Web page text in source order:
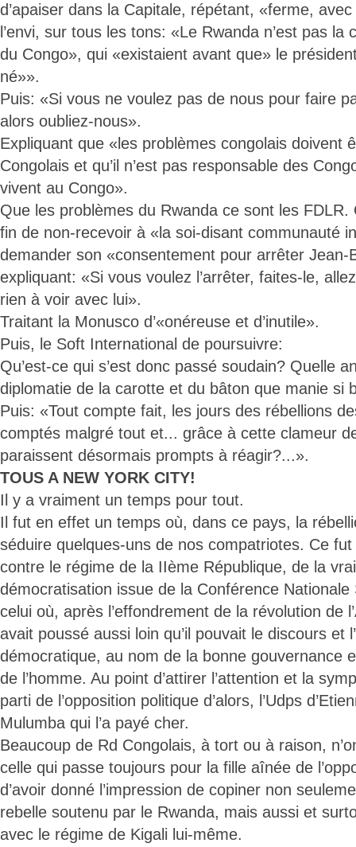
d’apaiser dans la Capitale, répétant, «ferme,
l’envi, sur tous les tons: «Le Rwanda n’est pas la
du Congo», qui «existaient avant que» le
né»».
Puis: «Si vous ne voulez pas de nous pour faire
alors oubliez-nous».
Expliquant que «les problèmes congolais doivent
Congolais et qu’il n’est pas responsable des
vivent au Congo».
Que les problèmes du Rwanda ce sont les FDLR.
fin de non-recevoir à «la soi-disant communauté
demander son «consentement pour arrêter Jean-
expliquant: «Si vous voulez l’arrêter, faites-le,
rien à voir avec lui».
Traitant la Monusco d’«onéreuse et d’inutile».
Puis, le Soft International de poursuivre:
Qu’est-ce qui s’est donc passé soudain? Quelle
diplomatie de la carotte et du bâton que manie si
Puis: «Tout compte fait, les jours des rébellions
comptés malgré tout et... grâce à cette clameur
paraissent désormais prompts à réagir?...».
TOUS A NEW YORK CITY!
Il y a vraiment un temps pour tout.
Il fut en effet un temps où, dans ce pays, la
séduire quelques-uns de nos compatriotes. Ce
contre le régime de la IIème République, de la
démocratisation issue de la Conférence
celui où, après l’effondrement de la révolution de
avait poussé aussi loin qu’il pouvait le discours et
démocratique, au nom de la bonne gouvernance
de l’homme. Au point d’attirer l’attention et la
parti de l’opposition politique d’alors, l’Udps
Mulumba qui l’a payé cher.
Beaucoup de Rd Congolais, à tort ou à raison,
celle qui passe toujours pour la fille aînée de
d’avoir donné l’impression de copiner non
rebelle soutenu par le Rwanda, mais aussi et
avec le régime de Kigali lui-même.